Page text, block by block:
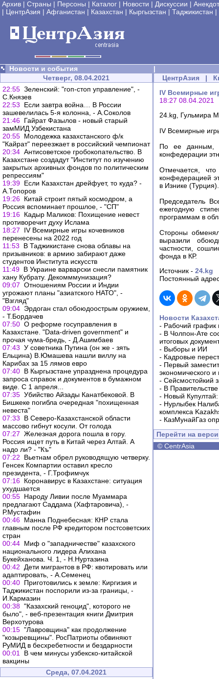
Архив | Страны | Персоны | Каталог | Новости | Дискуссии |
| ЦентрАзия | Афганистан | Казахстан | Кыргызстан | Таджикистан |
Новости и события
|
Четверг, 08.04.2021
22:55 Зеленский: "гоп-стоп управление", -
С.Князев
22:53
Если завтра война… В России
зашевелилась 5-я колонна, - А.Соколов
21:46 Гайрат Фазылов - новый старый
замМИД Узбекистана
20:55 Молодежка казахстанского ф/к
"Кайрат" переезжает в российский чемпионат
20:34 Антисоветское гробокопательство. В
Казахстане создадут "Институт по изучению
закрытых архивных фондов по политическим
репрессиям"
19:39 Если Казахстан дрейфует, то куда? -
А.Топоров
19:26 Китай строит пятый космодром, а
Россия вспоминает прошлое, - "СП"
19:16 Кадыр Маликов: Похищение невест
противоречит духу Ислама
18:27
IV Всемирные игры кочевников
перенесены на 2022 год
11:53
В Таджикистане снова облавы на
призывников: в армию забирают даже
студентов Института искусств
11:49 В Украине варварски снесли памятник
хану Кубрату. Декомммунизация?
09:07 Отношениям России и Индии
угрожают планы "азиатского НАТО", -
"Взгляд"
09:04 Эрдоган стал обоюдоострым оружием,
- Т.Бордачев
07:50 О реформе госуправления в
Казахстане. "Data-driven government" и
прочая чума-бредь, - Д.Ашимбаев
07:43 У советника Путина (он же - зять
Ельцина) В.Юмашева нашли виллу на
Карибах за 15 лямов евро
07:40 В Кыргызстане упразднена процедура
запроса справок и документов в бумажном
виде. С 1 апреля...
07:35 Убийство Айзады Канатбековой. В
Бишкеке погибла очередная "похищенная
невеста"
07:33
В Северо-Казахстанской области
массово гибнут косули. От голода
07:27 Железная дорога пошла в гору.
Россия ищет путь в Китай через Алтай. А
надо ли? - "Къ"
07:22
Вьетнам обрел руководящую четверку.
Генсек Компартии оставил кресло
президента, - Г.Трофимчук
07:16 Коронавирус в Казахстане: ситуация
ухудшается
00:55 Народу Ливии после Муаммара
предлагают Саддама (Хафтаровича), -
Р.Мустафин
00:46 Манна Поднебесная: КНР стала
главным после РФ кредитором постсоветских
стран
00:44 Миф о "западничестве" казахского
национального лидера Алихана
Букейханова. Ч. 1, - Н.Нуртазина
00:42
Дети мигрантов в РФ: квотировать или
адаптировать, - А.Семенец
00:40 Приготовились к земле: Киргизия и
Таджикистан поспорили из-за границы, -
И.Кармазин
00:38 "Казахский геноцид", которого не
было", - веб-презентация книги Дмитрия
Верхотурова
00:15 "Лавровщина" как продолжение
"козыревщины". РосПатриоты обвиняют
РуМИД в бесхребетности и бездарности
00:01
В чем минусы узбекско-китайской
вакцины
Среда, 07.04.2021
ЦентрАзия |
IV Всемирные
18:27 08.04.2021
24.kg,
IV Всемирные
По ее данным,
конфедерации
Отмечается,
конфедерацией
в Изнике (Турция).
Председатель
ежегодную
программам в
Стороны
выразили
частности,
фонда в КР.
Источник - 24.kg
Постоянный
Новости
- Рабочий график
- В Чолпон-Ате
итоговых
- Выборы и ИИ
- Кадровые
- Первый
экономического
- Сейсмостойкий
- В
- Новый
- Нурлыбек
комплекса
- КазМунайГаз
Перейти на
© CentrAsia